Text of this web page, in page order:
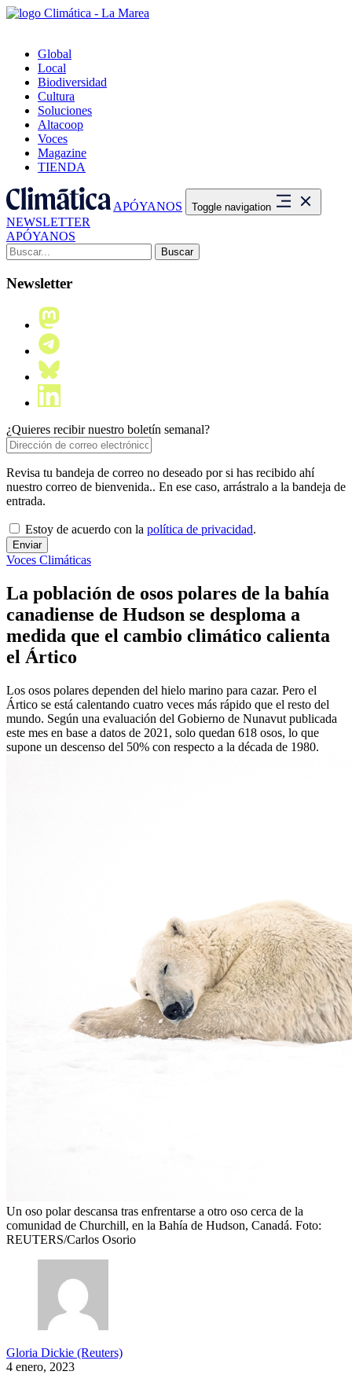
Global
Local
Biodiversidad
Cultura
Soluciones
Altacoop
Voces
Magazine
TIENDA
APÓYANOS Toggle navigation
NEWSLETTER
APÓYANOS
Buscar:
Newsletter
¿Quieres recibir nuestro boletín semanal?
Revisa tu bandeja de correo no deseado por si has recibido ahí
nuestro correo de bienvenida.. En ese caso, arrástralo a la bandeja de
entrada.
Estoy de acuerdo con la política de privacidad.
Voces Climáticas
La población de osos polares de la bahía
canadiense de Hudson se desploma a
medida que el cambio climático calienta
el Ártico
Los osos polares dependen del hielo marino para cazar. Pero el
Ártico se está calentando cuatro veces más rápido que el resto del
mundo. Según una evaluación del Gobierno de Nunavut publicada
este mes en base a datos de 2021, solo quedan 618 osos, lo que
supone un descenso del 50% con respecto a la década de 1980.
Un oso polar descansa tras enfrentarse a otro oso cerca de la
comunidad de Churchill, en la Bahía de Hudson, Canadá. Foto:
REUTERS/Carlos Osorio
Gloria Dickie (Reuters)
4 enero, 2023